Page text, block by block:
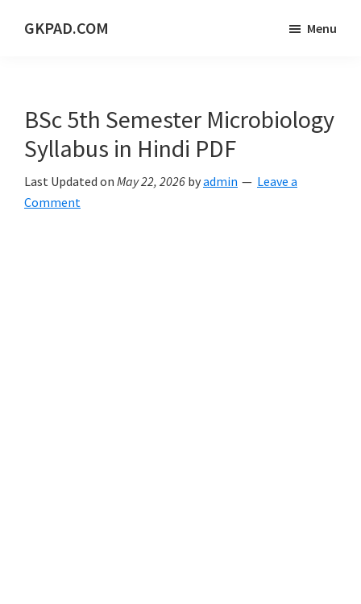
GKPAD.COM
PORTAL
Menu
BSc 5th Semester Microbiology
Syllabus in Hindi PDF
Last Updated on May 22, 2026 byadmin
Leave a
Comment